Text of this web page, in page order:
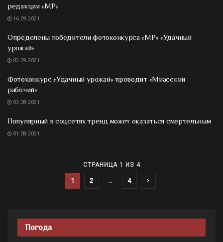
редакции «МР»
16.09.2021
Определены победители фотоконкурса «МР» «Удачный
урожай»
03.09.2021
Фотоконкурс «Удачный урожай» проводит «Миасский
рабочий»
03.08.2021
Популярный в соцсетях тренд может оказаться смертельным
01.08.2021
СТРАНИЦА 1 ИЗ 4
1 2 … 4
Погода